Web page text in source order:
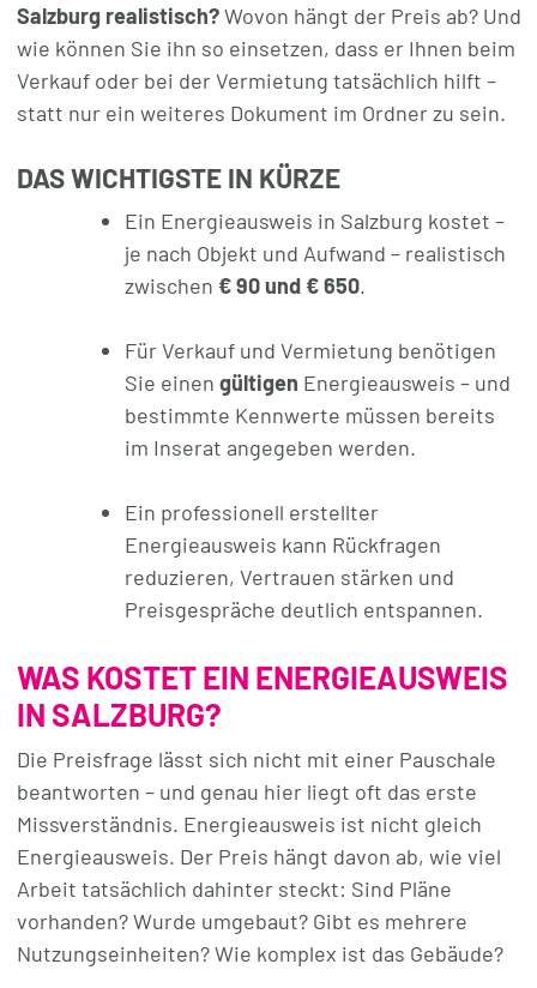
Salzburg realistisch?Wovon hängt der Preis ab? Und
wie können Sie ihn so einsetzen, dass er Ihnen beim
Verkauf oder bei der Vermietung tatsächlich hilft –
statt nur ein weiteres Dokument im Ordner zu sein.
DAS WICHTIGSTE IN KÜRZE
Ein Energieausweis in Salzburg kostet –
je nach Objekt und Aufwand – realistisch
zwischen € 90 und € 650.
Für Verkauf und Vermietung benötigen
Sie einen gültigen Energieausweis – und
bestimmte Kennwerte müssen bereits
im Inserat angegeben werden.
Ein professionell erstellter
Energieausweis kann Rückfragen
reduzieren, Vertrauen stärken und
Preisgespräche deutlich entspannen.
WAS KOSTET EIN ENERGIEAUSWEIS
IN SALZBURG?
Die Preisfrage lässt sich nicht mit einer Pauschale
beantworten – und genau hier liegt oft das erste
Missverständnis. Energieausweis ist nicht gleich
Energieausweis. Der Preis hängt davon ab, wie viel
Arbeit tatsächlich dahinter steckt: Sind Pläne
vorhanden? Wurde umgebaut? Gibt es mehrere
Nutzungseinheiten? Wie komplex ist das Gebäude?